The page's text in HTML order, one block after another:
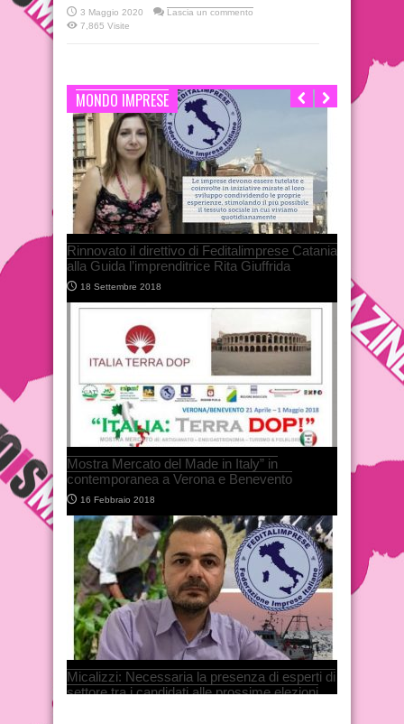
3 Maggio 2020
Lascia un commento
7,865 Visite
MONDO IMPRESE
Rinnovato il direttivo di Feditalimprese Catania
alla Guida l’imprenditrice Rita Giuffrida
18 Settembre 2018
Mostra Mercato del Made in Italy” in
contemporanea a Verona e Benevento
16 Febbraio 2018
Micalizzi: Necessaria la presenza di esperti di
settore tra i candidati alle prossime elezioni